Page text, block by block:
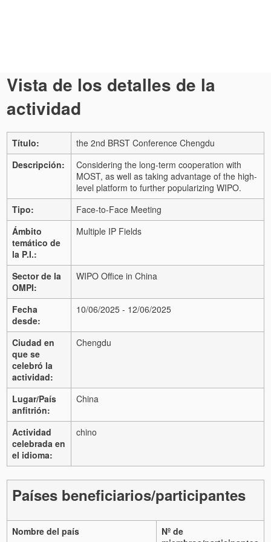
Vista de los detalles de la
actividad
Título:
the 2nd BRST Conference Chengdu
Descripción:
Considering the long-term cooperation with
MOST, as well as taking advantage of the high-
level platform to further popularizing WIPO.
Tipo:
Face-to-Face Meeting
Ámbito
temático de
la P.I.:
Multiple IP Fields
Sector de la
OMPI:
WIPO Office in China
Fecha
desde:
10/06/2025 - 12/06/2025
Ciudad en
que se
celebró la
actividad:
Chengdu
Lugar/País
anfitrión:
China
Actividad
celebrada en
el idioma:
chino
Países beneficiarios/participantes
Nombre del país
Nº de